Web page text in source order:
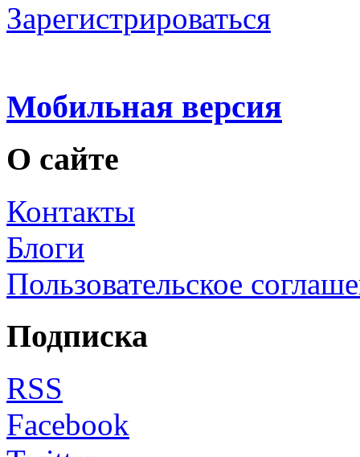
Зарегистрироваться
Мобильная версия
О сайте
Контакты
Блоги
Пользовательское
Подписка
RSS
Facebook